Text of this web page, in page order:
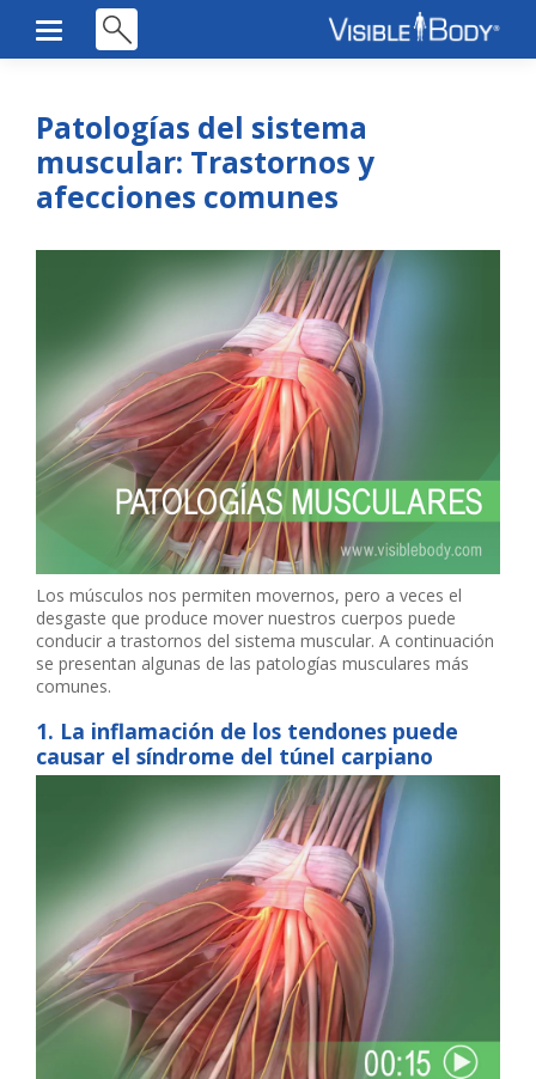
Patologías del sistema
muscular: Trastornos y
afecciones comunes
Los músculos nos permiten movernos, pero a veces el
desgaste que produce mover nuestros cuerpos puede
conducir a trastornos del sistema muscular. A continuación
se presentan algunas de las patologías musculares más
comunes.
1. La inflamación de los tendones puede
causar el síndrome del túnel carpiano